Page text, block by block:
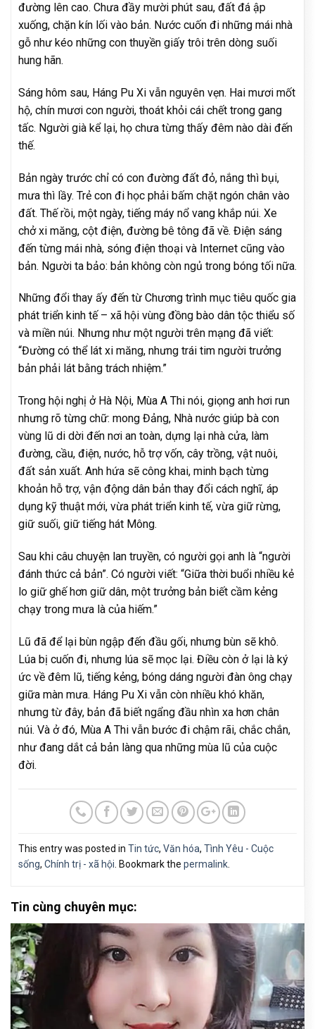
đường lên cao. Chưa đầy mười phút sau, đất đá ập
xuống, chặn kín lối vào bản. Nước cuốn đi những mái nhà
gỗ như kéo những con thuyền giấy trôi trên dòng suối
hung hãn.
Sáng hôm sau, Háng Pu Xi vẫn nguyên vẹn. Hai mươi mốt
hộ, chín mươi con người, thoát khỏi cái chết trong gang
tấc. Người già kể lại, họ chưa từng thấy đêm nào dài đến
thế.
Bản ngày trước chỉ có con đường đất đỏ, nắng thì bụi,
mưa thì lầy. Trẻ con đi học phải bấm chặt ngón chân vào
đất. Thế rồi, một ngày, tiếng máy nổ vang khắp núi. Xe
chở xi măng, cột điện, đường bê tông đã về. Điện sáng
đến từng mái nhà, sóng điện thoại và Internet cũng vào
bản. Người ta bảo: bản không còn ngủ trong bóng tối nữa.
Những đổi thay ấy đến từ Chương trình mục tiêu quốc gia
phát triển kinh tế – xã hội vùng đồng bào dân tộc thiểu số
và miền núi. Nhưng như một người trên mạng đã viết:
“Đường có thể lát xi măng, nhưng trái tim người trưởng
bản phải lát bằng trách nhiệm.”
Trong hội nghị ở Hà Nội, Mùa A Thi nói, giọng anh hơi run
nhưng rõ từng chữ: mong Đảng, Nhà nước giúp bà con
vùng lũ di dời đến nơi an toàn, dựng lại nhà cửa, làm
đường, cầu, điện, nước, hỗ trợ vốn, cây trồng, vật nuôi,
đất sản xuất. Anh hứa sẽ công khai, minh bạch từng
khoản hỗ trợ, vận động dân bản thay đổi cách nghĩ, áp
dụng kỹ thuật mới, vừa phát triển kinh tế, vừa giữ rừng,
giữ suối, giữ tiếng hát Mông.
Sau khi câu chuyện lan truyền, có người gọi anh là “người
đánh thức cả bản”. Có người viết: “Giữa thời buổi nhiều kẻ
lo giữ ghế hơn giữ dân, một trưởng bản biết cầm kẻng
chạy trong mưa là của hiếm.”
Lũ đã để lại bùn ngập đến đầu gối, nhưng bùn sẽ khô.
Lúa bị cuốn đi, nhưng lúa sẽ mọc lại. Điều còn ở lại là ký
ức về đêm lũ, tiếng kẻng, bóng dáng người đàn ông chạy
giữa màn mưa. Háng Pu Xi vẫn còn nhiều khó khăn,
nhưng từ đây, bản đã biết ngẩng đầu nhìn xa hơn chân
núi. Và ở đó, Mùa A Thi vẫn bước đi chậm rãi, chắc chắn,
như đang dắt cả bản làng qua những mùa lũ của cuộc
đời.
This entry was posted in Tin tức, Văn hóa, Tình Yêu - Cuộc
sống, Chính trị - xã hội . Bookmark the permalink
Tin cùng chuyên mục: